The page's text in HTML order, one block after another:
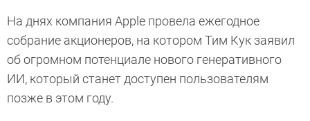
На днях компания Apple провела ежегодное
собрание акционеров, на котором Тим Кук заявил
об огромном потенциале нового генеративного
ИИ, который станет доступен пользователям
позже в этом году.